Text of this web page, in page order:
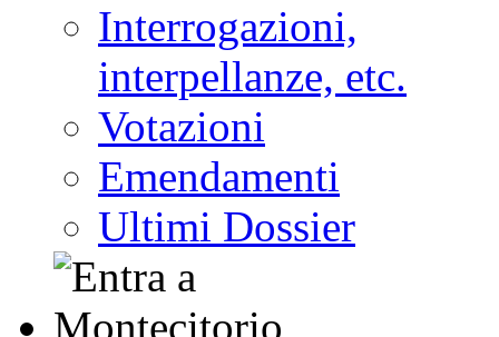
Interrogazioni,
interpellanze, etc.
Votazioni
Emendamenti
Ultimi Dossier